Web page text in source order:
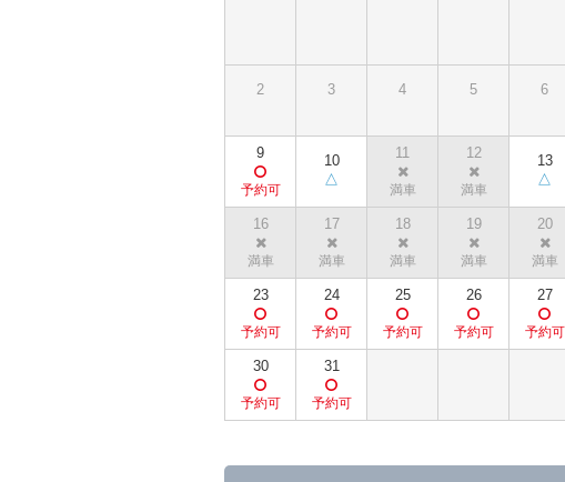
2 3 4 5 6
9 10 11 12 13
16 17 18 19 20
23 24 25 26 27
30 31